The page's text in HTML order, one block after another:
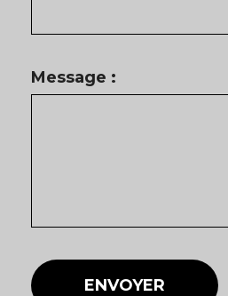
Message :
ENVOYER